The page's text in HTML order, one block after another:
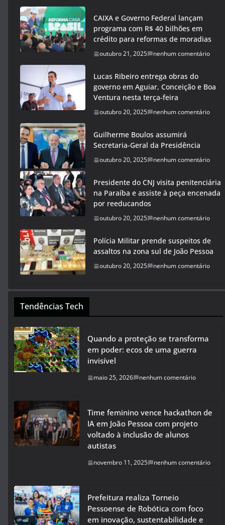
CAIXA e Governo Federal lançam
programa com R$ 40 bilhões em
crédito para reformas de moradias
outubro 21, 2025 nenhum comentário
Lucas Ribeiro entrega obras do
governo em Aguiar, Conceição e Boa
Ventura nesta terça-feira
outubro 20, 2025 nenhum comentário
Guilherme Boulos assumirá
Secretaria-Geral da Presidência
outubro 20, 2025 nenhum comentário
Presidente do CNJ visita penitenciária
na Paraíba e assiste à peça encenada
por reeducandos
outubro 20, 2025 nenhum comentário
Polícia Militar prende suspeitos de
assaltos na zona sul de João Pessoa
outubro 20, 2025 nenhum comentário
Tendências Tech
Quando a proteção se transforma
em poder: ecos de uma guerra
invisível
maio 25, 2026 nenhum comentário
Time feminino vence hackathon de
IA em João Pessoa com projeto
voltado à inclusão de alunos
autistas
novembro 11, 2025 nenhum comentário
Prefeitura realiza Torneio
Pessoense de Robótica com foco
em inovação, sustentabilidade e